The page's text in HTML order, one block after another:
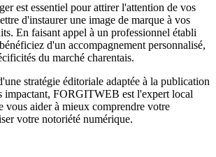
est essentiel pour attirer l'attention de vos
d'instaurer une image de marque à vos
En faisant appel à un professionnel établi
d'un accompagnement personnalisé,
du marché charentais.
stratégie éditoriale adaptée à la publication
impactant, FORGITWEB est l'expert local
vous aider à mieux comprendre votre
votre notoriété numérique.